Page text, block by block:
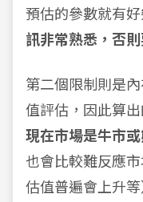
預估的參數就有
訊非常熟悉，否
第二個限制則是
值評估，因此算
現在市場是牛市
也會比較難反應
估值普遍會上升